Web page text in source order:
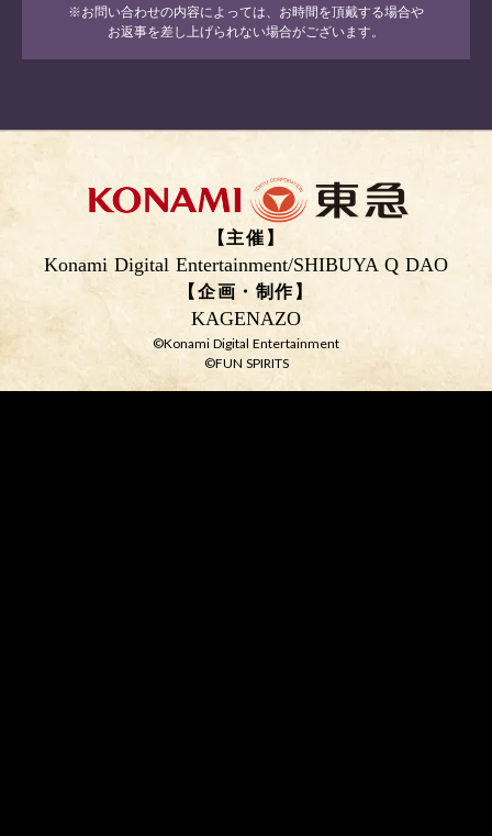
※お問い合わせの内容によっては、お時間を頂戴する場合や
お返事を差し上げられない場合がございます。
【主催】
Konami Digital Entertainment/SHIBUYA Q DAO
【企画・制作】
KAGENAZO
©Konami Digital Entertainment
©︎FUN SPIRITS